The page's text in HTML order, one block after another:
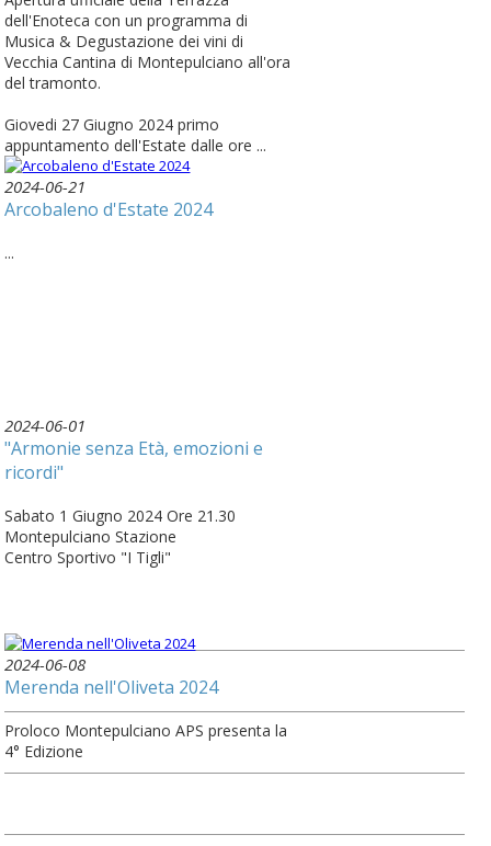
dell'Enoteca con un programma di
Musica & Degustazione dei vini di
Vecchia Cantina di Montepulciano all'ora
del tramonto.
Giovedi 27 Giugno 2024 primo
appuntamento dell'Estate dalle ore ...
2024-06-21
Arcobaleno d'Estate 2024
...
2024-06-01
"Armonie senza Età, emozioni e
ricordi"
Sabato 1 Giugno 2024 Ore 21.30
Montepulciano Stazione
Centro Sportivo "I Tigli"
2024-06-08
Merenda nell'Oliveta 2024
Proloco Montepulciano APS presenta la
4° Edizione